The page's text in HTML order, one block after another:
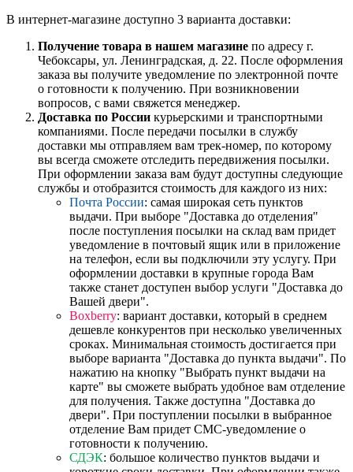
В интернет-магазине доступно 3 варианта доставки:
Получение товара в нашем магазине по адресу г.
Чебоксары, ул. Ленинградская, д. 22. После оформления
заказа вы получите уведомление по электронной почте
о готовности к получению. При возникновении
вопросов, с вами свяжется менеджер.
Доставка по России курьерскими и транспортными
компаниями. После передачи посылки в службу
доставки мы отправляем вам трек-номер, по которому
вы всегда сможете отследить передвижения посылки.
При оформлении заказа вам будут доступны следующие
службы и отобразится стоимость для каждого из них:
Почта России: самая широкая сеть пунктов
выдачи. При выборе "Доставка до отделения"
после поступления посылки на склад вам придет
уведомление в почтовый ящик или в приложение
на телефон, если вы подключили эту услугу. При
оформлении доставки в крупные города Вам
также станет доступен выбор услуги "Доставка до
Вашей двери".
Boxberry: вариант доставки, который в среднем
дешевле конкурентов при несколько увеличенных
сроках. Минимальная стоимость достигается при
выборе варианта "Доставка до пункта выдачи". По
нажатию на кнопку "Выбрать пункт выдачи на
карте" вы сможете выбрать удобное вам отделение
для получения. Также доступна "Доставка до
двери". При поступлении посылки в выбранное
отделение Вам придет СМС-уведомление о
готовности к получению.
СДЭК: большое количество пунктов выдачи и